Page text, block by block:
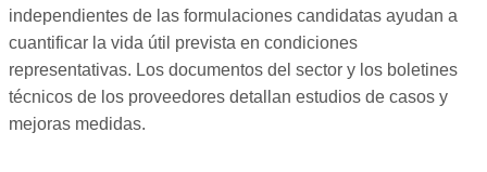
independientes de las formulaciones candidatas ayudan a
cuantificar la vida útil prevista en condiciones
representativas. Los documentos del sector y los boletines
técnicos de los proveedores detallan estudios de casos y
mejoras medidas.